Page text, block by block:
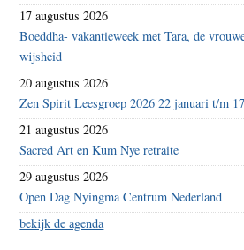
17 augustus 2026
Boeddha- vakantieweek met Tara, de
wijsheid
20 augustus 2026
Zen Spirit Leesgroep 2026 22 januari t/m
21 augustus 2026
Sacred Art en Kum Nye retraite
29 augustus 2026
Open Dag Nyingma Centrum Nederland
bekijk de agenda